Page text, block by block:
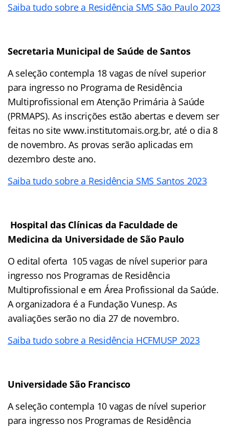
Saiba tudo sobre a Residência SMS São Paulo 2023
Secretaria Municipal de Saúde de Santos
A seleção contempla 18 vagas de nível superior
para ingresso no Programa de Residência
Multiprofissional em Atenção Primária à Saúde
(PRMAPS). As inscrições estão abertas e devem ser
feitas no site www.institutomais.org.br, até o dia 8
de novembro. As provas serão aplicadas em
dezembro deste ano.
Saiba tudo sobre a Residência SMS Santos 2023
Hospital das Clínicas da Faculdade de
Medicina da Universidade de São Paulo
O edital oferta 105 vagas de nível superior para
ingresso nos Programas de Residência
Multiprofissional e em Área Profissional da Saúde.
A organizadora é a Fundação Vunesp. As
avaliações serão no dia 27 de novembro.
Saiba tudo sobre a Residência HCFMUSP 2023
Universidade São Francisco
A seleção contempla 10 vagas de nível superior
para ingresso nos Programas de Residência